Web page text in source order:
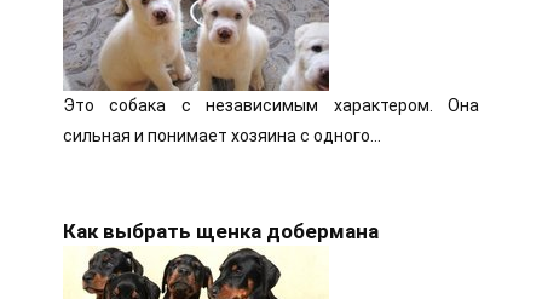
Это собака с независимым характером. Она
сильная и понимает хозяина с одного…
Как выбрать щенка добермана